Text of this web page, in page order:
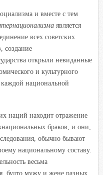
и вместе с тем
является
всех советских
создание
открыли невиданные
и культурного
национальной
наций находит отражение
браков, и они,
обычно бывают
национальному составу.
весьма
будто мужу и жене разных